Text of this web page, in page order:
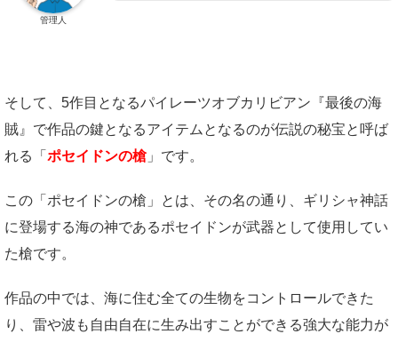
管理人
そして、5作目となるパイレーツオブカリビアン『最後の海
賊』で作品の鍵となるアイテムとなるのが伝説の秘宝と呼ば
れる「 ポセイドンの槍 」です。
この「ポセイドンの槍」とは、その名の通り、ギリシャ神話
に登場する海の神であるポセイドンが武器として使用してい
た槍です。
作品の中では、海に住む全ての生物をコントロールできた
り、雷や波も自由自在に生み出すことができる強大な能力が